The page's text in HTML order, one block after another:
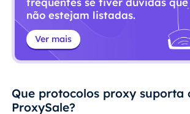
não estejam listadas.
Ver mais
Que protocolos proxy suporta
ProxySale?